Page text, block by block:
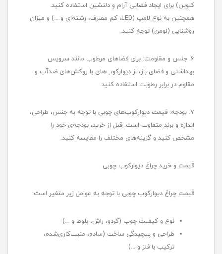
کلوین) برای ایجاد فضایی آرام و دلنشین استفاده کنید.
همچنین به نوع لامپ (LED، کم مصرف، رشته‌ای و ...) و میزان
روشنایی (لومن) توجه کنید.
۶. جنس و مقاومت: برای فضاهای مرطوب مانند سرویس
بهداشتی و فضای باز، از دیوارکوب‌های با روکش‌های ضدآب و
مقاوم در برابر رطوبت استفاده کنید.
۷. بودجه: قیمت دیوارکوب‌های چوبی با توجه به جنس، طراحی،
اندازه و برند متفاوت است. قبل از خرید، بودجه‌ی خود را
مشخص کنید و گزینه‌های مختلف را مقایسه کنید.
قیمت و خرید چراغ دیوارکوب چوبی
قیمت چراغ دیوارکوب چوبی با توجه به عوامل زیر متغیر است:
نوع و کیفیت چوب (گردو، راش، بلوط و ...)
طراحی و پیچیدگی ساخت (ساده، منبت‌کاری‌شده،
ترکیب با فلز و ...)